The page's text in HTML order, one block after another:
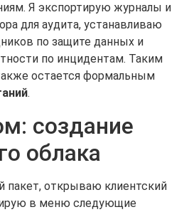
Я экспортирую журналы и
для аудита, устанавливаю
по защите данных и
по инцидентам. Таким
остается формальным
.
создание
облака
пакет, открываю клиентский
в меню следующие